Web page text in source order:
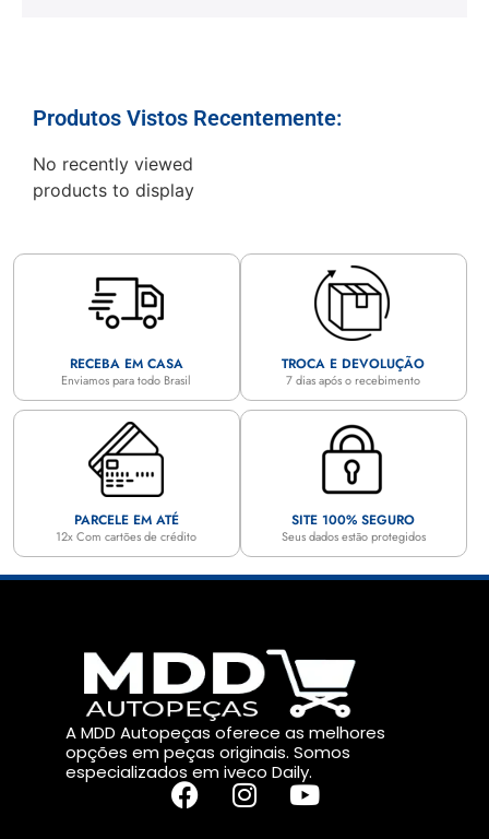
Produtos Vistos Recentemente:
No recently viewed
products to display
RECEBA EM CASA
Enviamos para todo Brasil
TROCA E DEVOLUÇÃO
7 dias após o recebimento
PARCELE EM ATÉ
12x Com cartões de crédito
SITE 100% SEGURO
Seus dados estão protegidos
A MDD Autopeças oferece as melhores
opções em peças originais. Somos
especializados em iveco Daily.